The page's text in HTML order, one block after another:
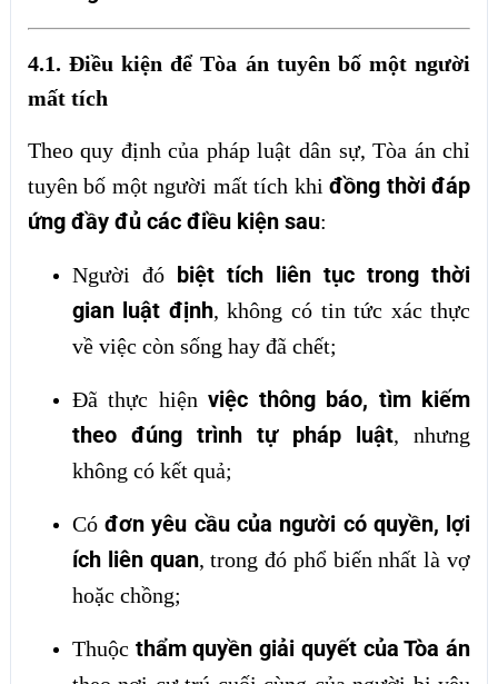
4.1. Điều kiện để Tòa án tuyên bố một người
mất tích
Theo quy định của pháp luật dân sự, Tòa án chỉ
tuyên bố một người mất tích khiđồng thời đáp
ứng đầy đủ các điều kiện sau:
Người đó
biệt tích liên tục trong thời
gian luật định, không có tin tức xác thực
về việc còn sống hay đã chết;
Đã thực hiệnviệc thông báo, tìm kiếm
theo đúng trình tự pháp luật, nhưng
không có kết quả;
Cóđơn yêu cầu của người có quyền, lợi
ích liên quan, trong đó phổ biến nhất là vợ
hoặc chồng;
Thuộc thẩm quyền giải quyết của Tòa án